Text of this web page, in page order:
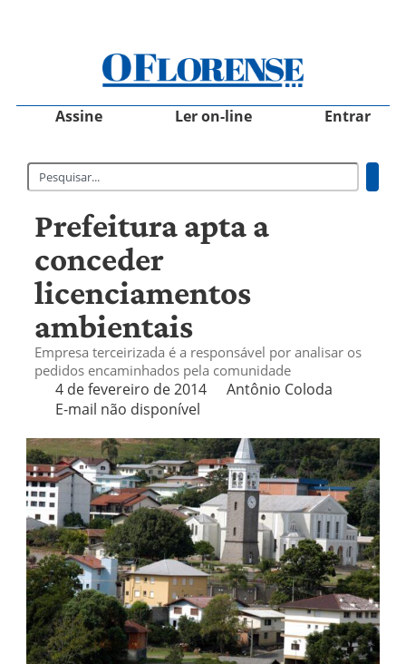
Assine Ler on-line Entrar
Prefeitura apta a
conceder
licenciamentos
ambientais
Empresa terceirizada é a responsável por analisar os
pedidos encaminhados pela comunidade
4 de fevereiro de 2014
Antônio Coloda
E-mail não disponível